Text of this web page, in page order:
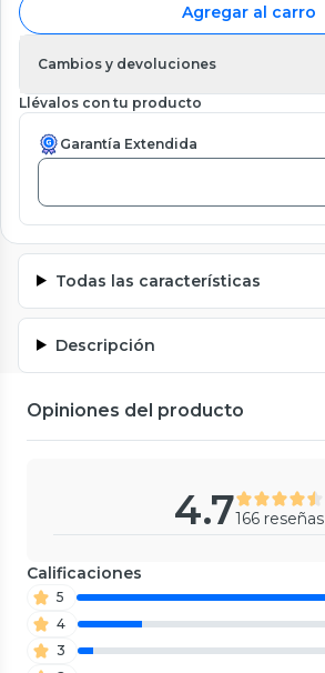
Agregar al carro
Cambios y devoluciones
Llévalos con tu producto
Garantía Extendida
Todas las características
Descripción
Opiniones del producto
4.7166 reseñas
Calificaciones
5
4
3